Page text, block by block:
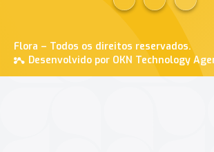
Flora – Todos os direitos reservados.
Desenvolvido por OKN Technology